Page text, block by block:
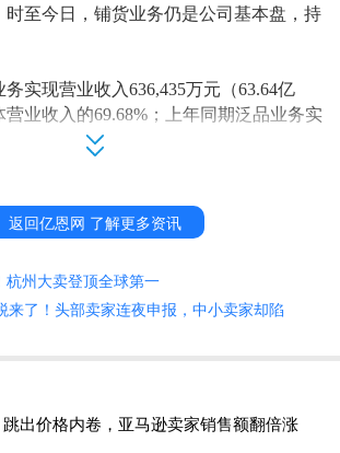
时至今日，铺货业务仍是公司基本盘，持
实现营业收入636,435万元（63.64亿
业收入的69.68%；上年同期泛品业务实
万元（66.97亿元），本期同比下降约4.9
建立起了庞大的产品库，泛品业务具备品
居园艺、工业及商业用品、汽车摩托车
3C 电子产品等十余种品类。
谋未来”的双轮业务格局，在持续夯实泛
规模支撑基础的同时，战略性聚焦宠物
母婴玩具等高成长性的精品赛道，打造具
返回亿恩网 了解更多资讯
杭州大卖登顶全球第一
来了！头部卖家连夜申报，中小卖家却陷
跳出价格内卷，亚马逊卖家销售额翻倍涨